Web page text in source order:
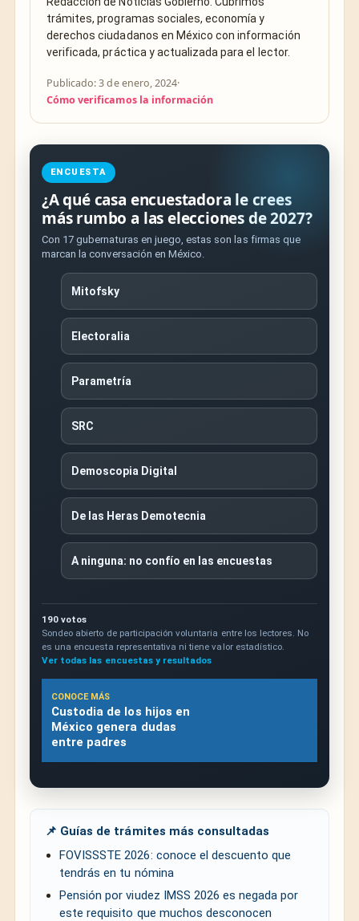
trámites, programas sociales, economía y
derechos ciudadanos en México con información
verificada, práctica y actualizada para el lector.
Publicado: 3 de enero, 2024·
Cómo verificamos la información
ENCUESTA
¿A qué casa encuestadora le crees
más rumbo a las elecciones de 2027?
Con 17 gubernaturas en juego, estas son las firmas que
marcan la conversación en México.
Mitofsky
Electoralia
Parametría
SRC
Demoscopia Digital
De las Heras Demotecnia
A ninguna: no confío en las encuestas
190 votos
Sondeo abierto de participación voluntaria entre los lectores. No
es una encuesta representativa ni tiene valor estadístico.
Ver todas las encuestas y resultados
CONOCE MÁS
Custodia de los hijos en
México genera dudas
entre padres
📌 Guías de trámites más consultadas
FOVISSSTE 2026: conoce el descuento que
tendrás en tu nómina
Pensión por viudez IMSS 2026 es negada por
este requisito que muchos desconocen